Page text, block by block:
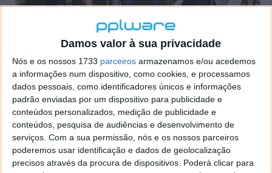
Damos valor à sua privacidade
Nós e os nossos 1733 parceiros armazenamos e/ou acedemos
a informações num dispositivo, como cookies, e processamos
dados pessoais, como identificadores únicos e informações
padrão enviadas por um dispositivo para publicidade e
conteúdos personalizados, medição de publicidade e
conteúdos, pesquisa de audiências e desenvolvimento de
serviços. Com a sua permissão, nós e os nossos parceiros
poderemos usar identificação e dados de geolocalização
precisos através da procura de dispositivos. Poderá clicar para
O Estado lançou este mês oQualifica– um programa
destinado à formação e qualificação de adultos –
que deverá abranger 600 mil pessoas até 2020. O
programa que dá agora sucessão ao Novas
Oportunidades surge com o intuito de dotar as